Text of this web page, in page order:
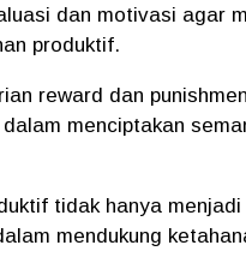
dan motivasi agar
produktif.
reward dan
menciptakan
tidak hanya
mendukung